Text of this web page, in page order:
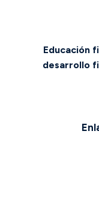
Educación
desarrollo